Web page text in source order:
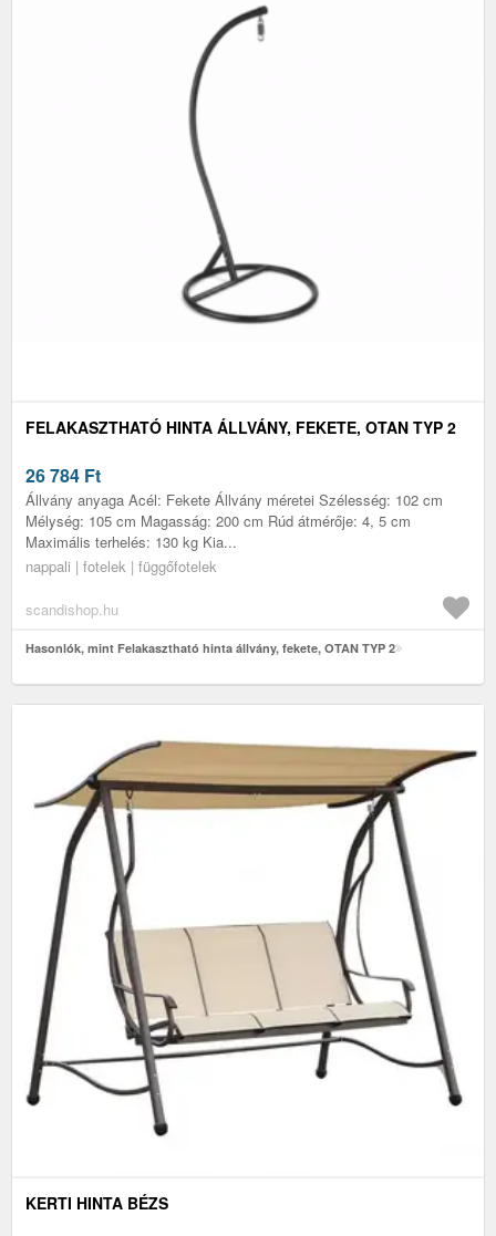
FELAKASZTHATÓ HINTA ÁLLVÁNY, FEKETE, OTAN TYP 2
26 784 Ft
Állvány anyaga Acél: Fekete Állvány méretei Szélesség: 102 cm
Mélység: 105 cm Magasság: 200 cm Rúd átmérője: 4, 5 cm
Maximális terhelés: 130 kg Kia...
nappali | fotelek | függőfotelek
scandishop.hu
Hasonlók, mint Felakasztható hinta állvány, fekete, OTAN TYP 2
KERTI HINTA BÉZS